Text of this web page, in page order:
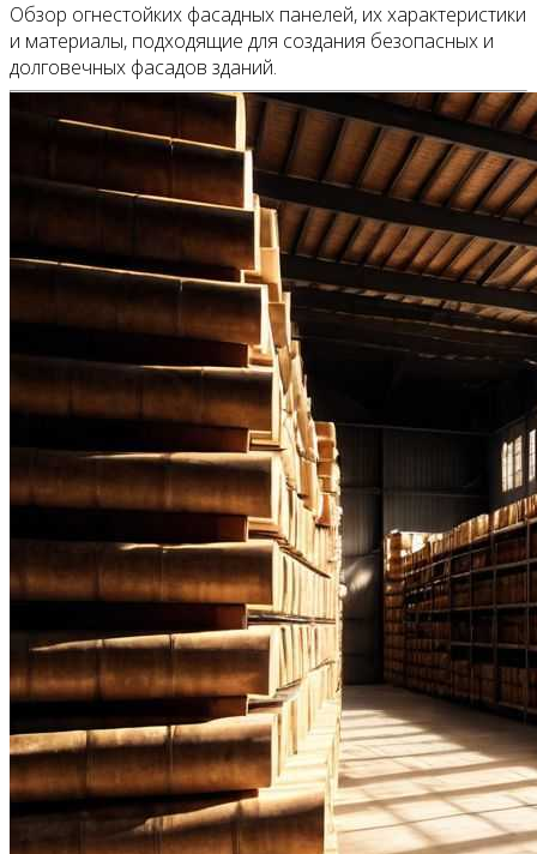
Обзор огнестойких фасадных панелей, их характеристики
и материалы, подходящие для создания безопасных и
долговечных фасадов зданий.